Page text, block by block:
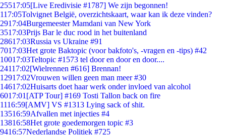
25517:05[Live Eredivisie #1787] We zijn begonnen!
117:05Tolvignet België, overzichtskaart, waar kan ik deze vinden?
2917:04Burgemeester Mamdani van New York
3517:03Prijs Bar le duc rood in het buitenland
28617:03Russia vs Ukraine #91
7017:03Het grote Baktopic (voor bakfoto's, -vragen en -tips) #42
10017:03Teltopic #1573 tel door en door en door....
24117:02[Wielrennen #616] Brennan!
12917:02Vrouwen willen geen man meer #30
14617:02Huisarts doet haar werk onder invloed van alcohol
6017:01 [ATP Tour] #169 Tosti Tallon back on fire
1116:59[AMV] VS #1313 Lying sack of shit.
13516:59Afvallen met injecties #4
13816:58Het grote goedemorgen topic #3
9416:57Nederlandse Politiek #725